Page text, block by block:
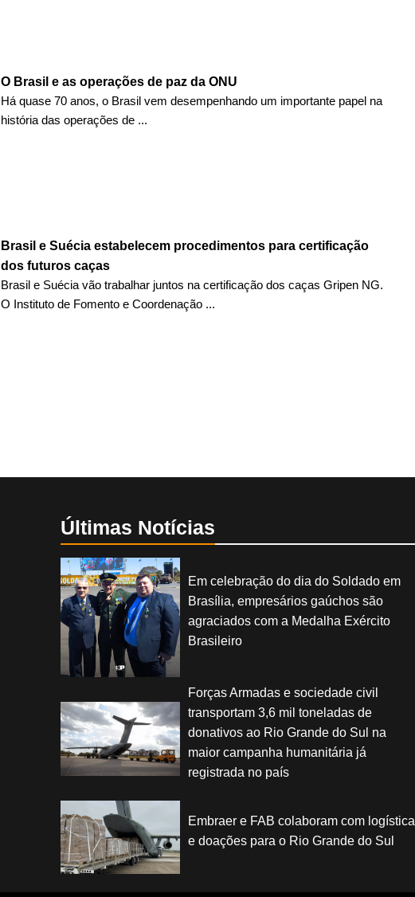
O Brasil e as operações de paz da ONU
Há quase 70 anos, o Brasil vem desempenhando um importante papel na
história das operações de ...
Brasil e Suécia estabelecem procedimentos para certificação
dos futuros caças
Brasil e Suécia vão trabalhar juntos na certificação dos caças Gripen NG.
O Instituto de Fomento e Coordenação ...
Últimas Notícias
Em celebração do dia do Soldado em
Brasília, empresários gaúchos são
agraciados com a Medalha Exército
Brasileiro
Forças Armadas e sociedade civil
transportam 3,6 mil toneladas de
donativos ao Rio Grande do Sul na
maior campanha humanitária já
registrada no país
Embraer e FAB colaboram com logística
e doações para o Rio Grande do Sul